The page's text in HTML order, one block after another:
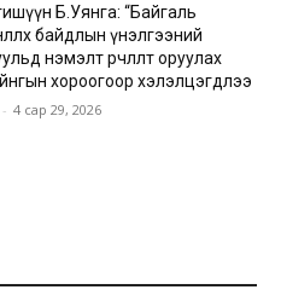
Б.Уянга: “Байгаль
байдлын үнэлгээний
нэмэлт өөрчлөлт оруулах
хороогоор хэлэлцэгдлээ
- 4 сар 29, 2026